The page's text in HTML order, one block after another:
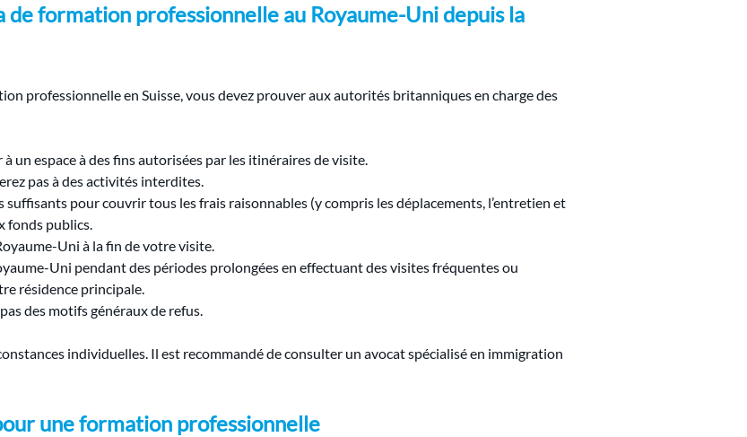
de formation professionnelle au Royaume-Uni depuis la
professionnelle en Suisse, vous devez prouver aux autorités britanniques en charge des
un espace à des fins autorisées par les itinéraires de visite.
pas à des activités interdites.
suffisants pour couvrir tous les frais raisonnables (y compris les déplacements, l’entretien et
fonds publics.
Uni à la fin de votre visite.
Uni pendant des périodes prolongées en effectuant des visites fréquentes ou
résidence principale.
des motifs généraux de refus.
individuelles. Il est recommandé de consulter un avocat spécialisé en immigration
une formation professionnelle